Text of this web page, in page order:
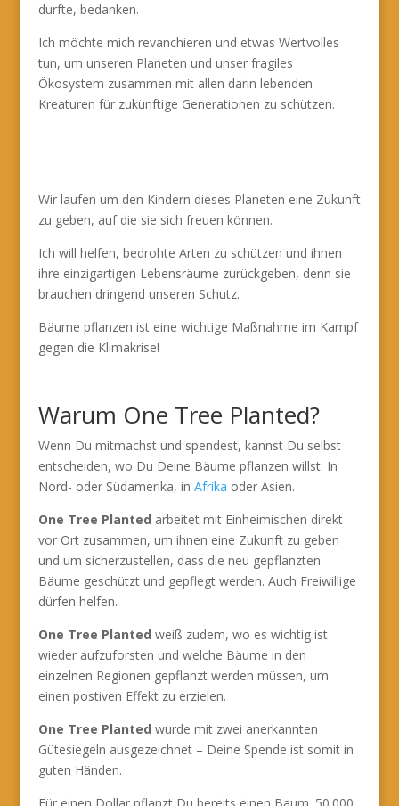
durfte, bedanken.
Ich möchte mich revanchieren und etwas Wertvolles
tun, um unseren Planeten und unser fragiles
Ökosystem zusammen mit allen darin lebenden
Kreaturen für zukünftige Generationen zu schützen.
Wir laufen um den Kindern dieses Planeten eine Zukunft
zu geben, auf die sie sich freuen können.
Ich will helfen, bedrohte Arten zu schützen und ihnen
ihre einzigartigen Lebensräume zurückgeben, denn sie
brauchen dringend unseren Schutz.
Bäume pflanzen ist eine wichtige Maßnahme im Kampf
gegen die Klimakrise!
Warum One Tree Planted?
Wenn Du mitmachst und spendest, kannst Du selbst
entscheiden, wo Du Deine Bäume pflanzen willst. In
Nord- oder Südamerika, in Afrika oder Asien.
One Tree Planted arbeitet mit Einheimischen direkt
vor Ort zusammen, um ihnen eine Zukunft zu geben
und um sicherzustellen, dass die neu gepflanzten
Bäume geschützt und gepflegt werden. Auch Freiwillige
dürfen helfen.
One Tree Planted weiß zudem, wo es wichtig ist
wieder aufzuforsten und welche Bäume in den
einzelnen Regionen gepflanzt werden müssen, um
einen postiven Effekt zu erzielen.
One Tree Planted wurde mit zwei anerkannten
Gütesiegeln ausgezeichnet – Deine Spende ist somit in
guten Händen.